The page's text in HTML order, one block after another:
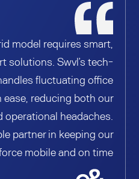
model requires smart,
solutions. Swvl’s tech-
fluctuating office
reducing both our
headaches.
partner in keeping our
mobile and on time.